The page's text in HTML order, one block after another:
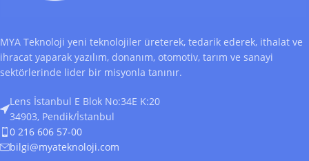
MYA Teknoloji yeni teknolojiler üreterek, tedarik ederek, ithalat ve
ihracat yaparak yazılım, donanım, otomotiv, tarım ve sanayi
sektörlerinde lider bir misyonla tanınır.
Lens İstanbul E Blok No:34E K:20
34903, Pendik/İstanbul
0 216 606 57-00
bilgi@myateknoloji.com